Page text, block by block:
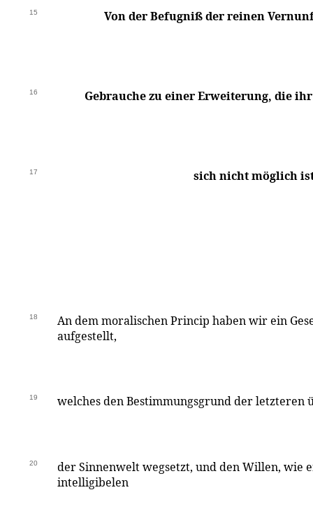
15 Von der Befugniß der reinen
16 Gebrauche zu einer Erweiterung, die
17 sich nicht möglich
18
An dem moralischen Princip haben wir ein
aufgestellt,
19 welches den Bestimmungsgrund der letzteren
20
der Sinnenwelt wegsetzt, und den Willen, wie
intelligibelen